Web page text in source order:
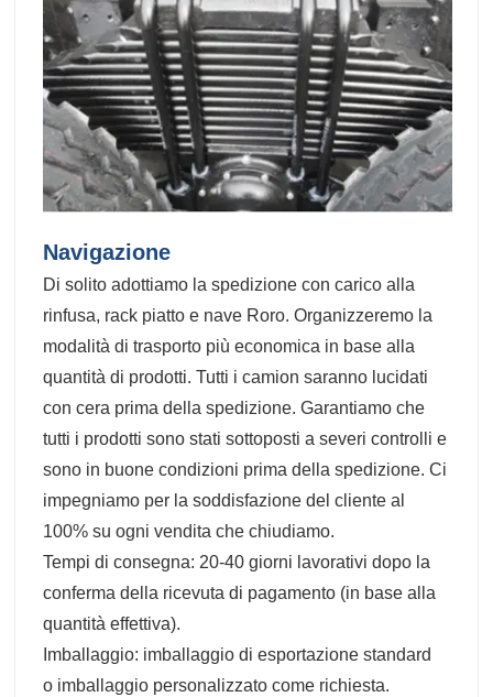
Navigazione
Di solito adottiamo la spedizione con carico alla
rinfusa, rack piatto e nave Roro. Organizzeremo la
modalità di trasporto più economica in base alla
quantità di prodotti. Tutti i camion saranno lucidati
con cera prima della spedizione. Garantiamo che
tutti i prodotti sono stati sottoposti a severi controlli e
sono in buone condizioni prima della spedizione. Ci
impegniamo per la soddisfazione del cliente al
100% su ogni vendita che chiudiamo.
Tempi di consegna: 20-40 giorni lavorativi dopo la
conferma della ricevuta di pagamento (in base alla
quantità effettiva).
Imballaggio: imballaggio di esportazione standard
o imballaggio personalizzato come richiesta.